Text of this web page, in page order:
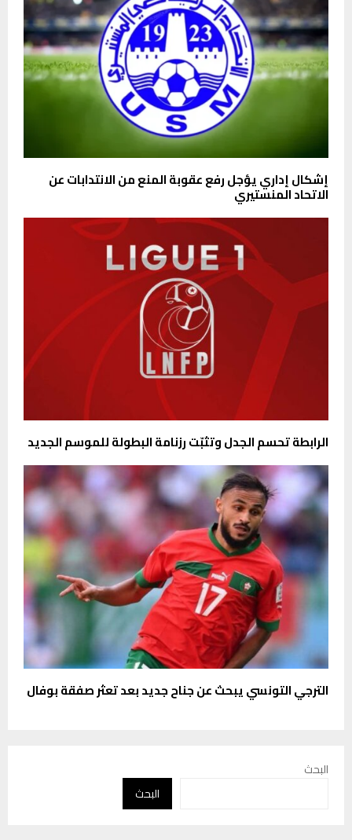
إشكال إداري يؤجل رفع عقوبة المنع من الانتدابات عن
الاتحاد المنستيري
الرابطة تحسم الجدل وتثبّت رزنامة البطولة للموسم الجديد
الترجي التونسي يبحث عن جناح جديد بعد تعثر صفقة بوفال
البحث
البحث